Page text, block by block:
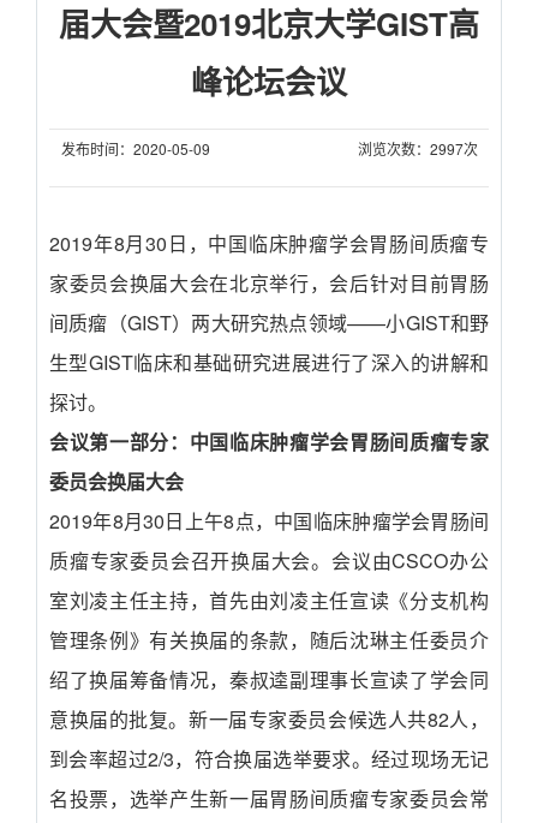
届大会暨2019北京大学GIST高
峰论坛会议
发布时间：2020-05-09 浏览次数：2997次
2019年8月30日，中国临床肿瘤学会胃肠间质瘤专
家委员会换届大会在北京举行，会后针对目前胃肠
间质瘤（GIST）两大研究热点领域——小GIST和野
生型GIST临床和基础研究进展进行了深入的讲解和
探讨。
会议第一部分：中国临床肿瘤学会胃肠间质瘤专家
委员会换届大会
2019年8月30日上午8点，中国临床肿瘤学会胃肠间
质瘤专家委员会召开换届大会。会议由CSCO办公
室刘凌主任主持，首先由刘凌主任宣读《分支机构
管理条例》有关换届的条款，随后沈琳主任委员介
绍了换届筹备情况，秦叔逵副理事长宣读了学会同
意换届的批复。新一届专家委员会候选人共82人，
到会率超过2/3，符合换届选举要求。经过现场无记
名投票，选举产生新一届胃肠间质瘤专家委员会常